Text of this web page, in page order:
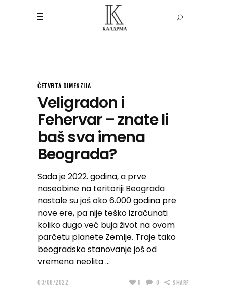
ČETVRTA DIMENZIJA
Veligradon i
Fehervar – znate li
baš sva imena
Beograda?
Sada je 2022. godina, a prve
naseobine na teritoriji Beograda
nastale su još oko 6.000 godina pre
nove ere, pa nije teško izračunati
koliko dugo već buja život na ovom
parčetu planete Zemlje. Traje tako
beogradsko stanovanje još od
vremena neolita
03/08/2022 8 0 SHARE